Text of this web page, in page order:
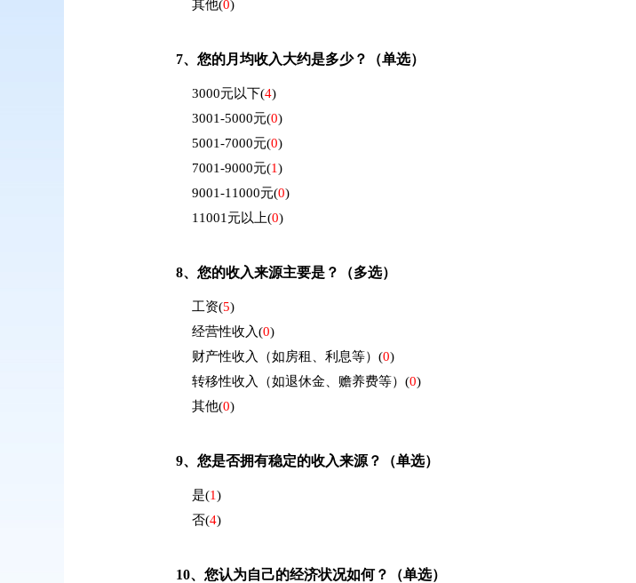
其他(0)
7、 您的月均收入大约是多少？（单选）
3000元以下(4)
3001-5000元(0)
5001-7000元(0)
7001-9000元(1)
9001-11000元(0)
11001元以上(0)
8、 您的收入来源主要是？（多选）
工资(5)
经营性收入(0)
财产性收入（如房租、利息等） (0)
转移性收入（如退休金、赡养费等） (0)
其他(0)
9、 您是否拥有稳定的收入来源？（单选）
是(1)
否(4)
10、 您认为自己的经济状况如何？（单选）